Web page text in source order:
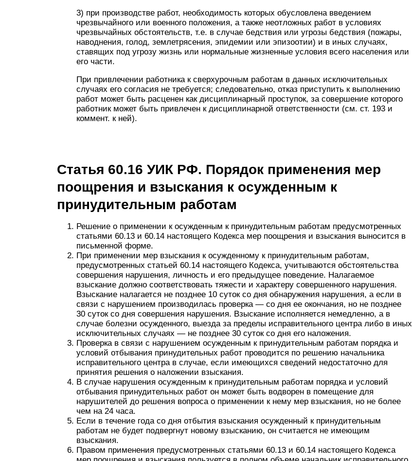
3) при производстве работ, необходимость которых обусловлена введением
чрезвычайного или военного положения, а также неотложных работ в условиях
чрезвычайных обстоятельств, т.е. в случае бедствия или угрозы бедствия (пожары,
наводнения, голод, землетрясения, эпидемии или эпизоотии) и в иных случаях,
ставящих под угрозу жизнь или нормальные жизненные условия всего населения или
его части.
При привлечении работника к сверхурочным работам в данных исключительных
случаях его согласия не требуется; следовательно, отказ приступить к выполнению
работ может быть расценен как дисциплинарный проступок, за совершение которого
работник может быть привлечен к дисциплинарной ответственности (см. ст. 193 и
коммент. к ней).
Статья 60.16 УИК РФ. Порядок применения мер
поощрения и взыскания к осужденным к
принудительным работам
Решение о применении к осужденным к принудительным работам предусмотренных
статьями 60.13 и 60.14 настоящего Кодекса мер поощрения и взыскания выносится в
письменной форме.
При применении мер взыскания к осужденному к принудительным работам,
предусмотренных статьей 60.14 настоящего Кодекса, учитываются обстоятельства
совершения нарушения, личность и его предыдущее поведение. Налагаемое
взыскание должно соответствовать тяжести и характеру совершенного нарушения.
Взыскание налагается не позднее 10 суток со дня обнаружения нарушения, а если в
связи с нарушением производилась проверка — со дня ее окончания, но не позднее
30 суток со дня совершения нарушения. Взыскание исполняется немедленно, а в
случае болезни осужденного, выезда за пределы исправительного центра либо в иных
исключительных случаях — не позднее 30 суток со дня его наложения.
Проверка в связи с нарушением осужденным к принудительным работам порядка и
условий отбывания принудительных работ проводится по решению начальника
исправительного центра в случае, если имеющихся сведений недостаточно для
принятия решения о наложении взыскания.
В случае нарушения осужденным к принудительным работам порядка и условий
отбывания принудительных работ он может быть водворен в помещение для
нарушителей до решения вопроса о применении к нему мер взыскания, но не более
чем на 24 часа.
Если в течение года со дня отбытия взыскания осужденный к принудительным
работам не будет подвергнут новому взысканию, он считается не имеющим
взыскания.
Правом применения предусмотренных статьями 60.13 и 60.14 настоящего Кодекса